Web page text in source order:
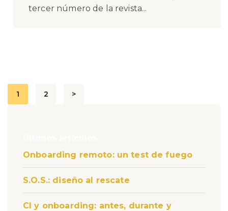
tercer número de la revista...
Paginación
1 2 >
Onboarding remoto: un test de fuego
S.O.S.: diseño al rescate
CI y onboarding: antes, durante y